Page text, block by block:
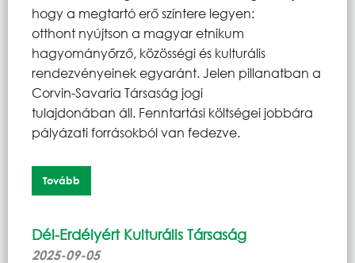
hogy a megtartó erő színtere legyen:
otthont nyújtson a magyar etnikum
hagyományőrző, közösségi és kulturális
rendezvényeinek egyaránt. Jelen pillanatban a
Corvin-Savaria Társaság jogi
tulajdonában áll. Fenntartási költségei jobbára
pályázati forrásokból van fedezve.
Tovább
Dél-Erdélyért Kulturális Társaság
2025-09-05